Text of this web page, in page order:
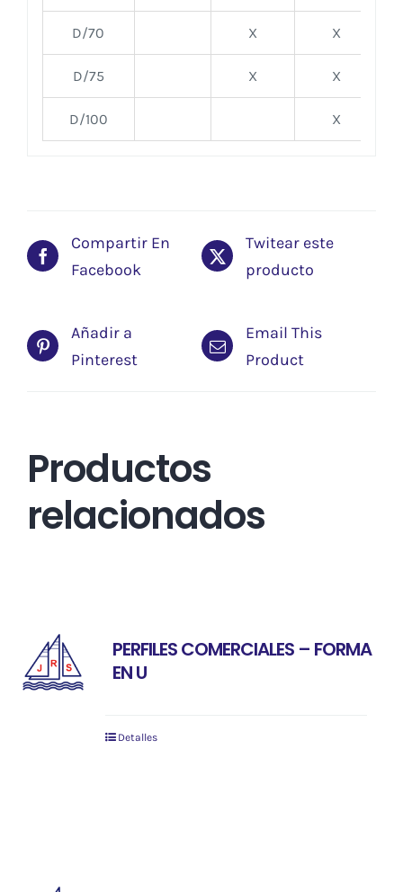
D/70 X X
D/75 X X
D/100 X
Compartir En
Facebook
Twitear este
producto
Añadir a
Pinterest
Email This
Product
Productos
relacionados
PERFILES COMERCIALES – FORMA
EN U
Detalles